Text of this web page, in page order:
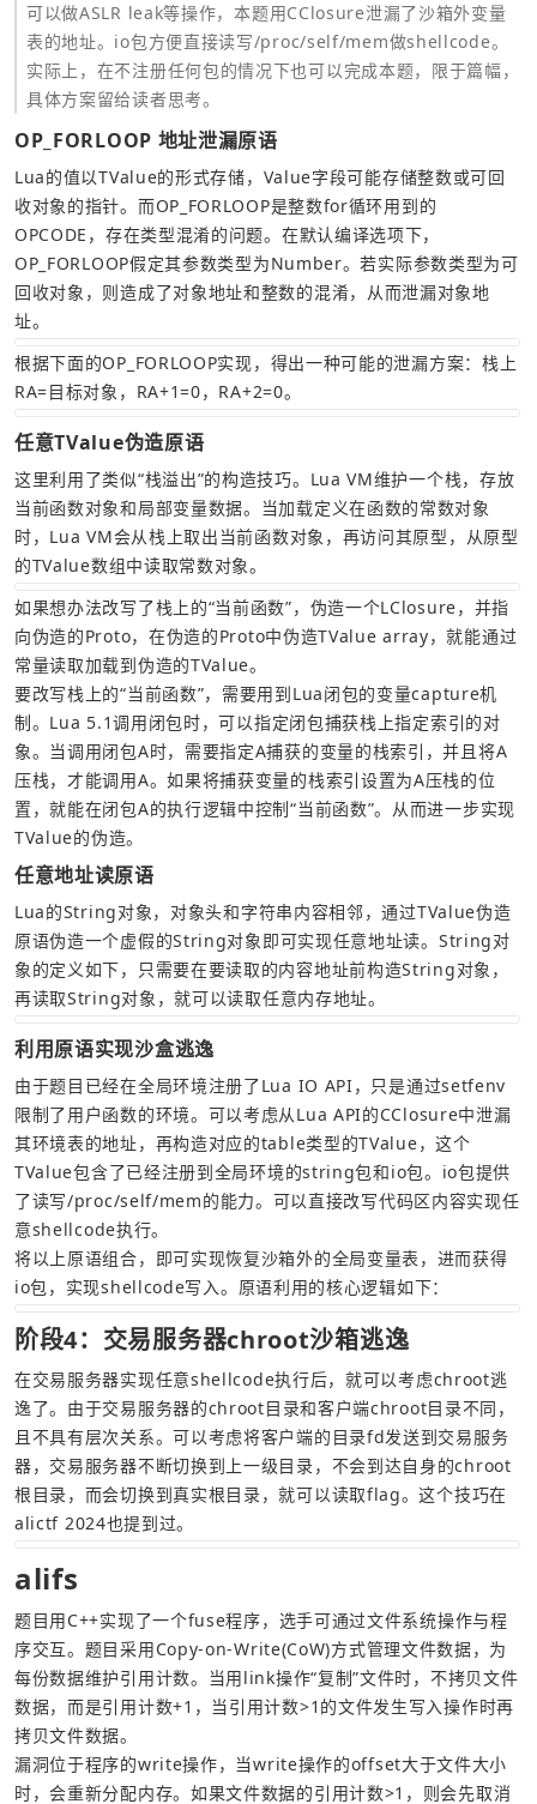
可以做ASLR leak等操作，本题用CClosure泄漏了沙箱外变量
表的地址。io包方便直接读写/proc/self/mem做shellcode。
实际上，在不注册任何包的情况下也可以完成本题，限于篇幅，
具体方案留给读者思考。
OP_FORLOOP 地址泄漏原语
Lua的值以TValue的形式存储，Value字段可能存储整数或可回
收对象的指针。而OP_FORLOOP是整数for循环用到的
OPCODE，存在类型混淆的问题。在默认编译选项下，
OP_FORLOOP假定其参数类型为Number。若实际参数类型为可
回收对象，则造成了对象地址和整数的混淆，从而泄漏对象地
址。
根据下面的OP_FORLOOP实现，得出一种可能的泄漏方案：栈上
RA=目标对象，RA+1=0，RA+2=0。
任意TValue伪造原语
这里利用了类似“栈溢出”的构造技巧。Lua VM维护一个栈，存放
当前函数对象和局部变量数据。当加载定义在函数的常数对象
时，Lua VM会从栈上取出当前函数对象，再访问其原型，从原型
的TValue数组中读取常数对象。
如果想办法改写了栈上的“当前函数”，伪造一个LClosure，并指
向伪造的Proto，在伪造的Proto中伪造TValue array，就能通过
常量读取加载到伪造的TValue。
要改写栈上的“当前函数”，需要用到Lua闭包的变量capture机
制。Lua 5.1调用闭包时，可以指定闭包捕获栈上指定索引的对
象。当调用闭包A时，需要指定A捕获的变量的栈索引，并且将A
压栈，才能调用A。如果将捕获变量的栈索引设置为A压栈的位
置，就能在闭包A的执行逻辑中控制“当前函数”。从而进一步实现
TValue的伪造。
任意地址读原语
Lua的String对象，对象头和字符串内容相邻，通过TValue伪造
原语伪造一个虚假的String对象即可实现任意地址读。String对
象的定义如下，只需要在要读取的内容地址前构造String对象，
再读取String对象，就可以读取任意内存地址。
利用原语实现沙盒逃逸
由于题目已经在全局环境注册了Lua IO API，只是通过setfenv
限制了用户函数的环境。可以考虑从Lua API的CClosure中泄漏
其环境表的地址，再构造对应的table类型的TValue，这个
TValue包含了已经注册到全局环境的string包和io包。io包提供
了读写/proc/self/mem的能力。可以直接改写代码区内容实现任
意shellcode执行。
将以上原语组合，即可实现恢复沙箱外的全局变量表，进而获得
io包，实现shellcode写入。原语利用的核心逻辑如下：
阶段4：交易服务器chroot沙箱逃逸
在交易服务器实现任意shellcode执行后，就可以考虑chroot逃
逸了。由于交易服务器的chroot目录和客户端chroot目录不同，
且不具有层次关系。可以考虑将客户端的目录fd发送到交易服务
器，交易服务器不断切换到上一级目录，不会到达自身的chroot
根目录，而会切换到真实根目录，就可以读取flag。这个技巧在
alictf 2024也提到过。
alifs
题目用C++实现了一个fuse程序，选手可通过文件系统操作与程
序交互。题目采用Copy-on-Write(CoW)方式管理文件数据，为
每份数据维护引用计数。当用link操作“复制”文件时，不拷贝文件
数据，而是引用计数+1，当引用计数>1的文件发生写入操作时再
拷贝文件数据。
漏洞位于程序的write操作，当write操作的offset大于文件大小
时，会重新分配内存。如果文件数据的引用计数>1，则会先取消